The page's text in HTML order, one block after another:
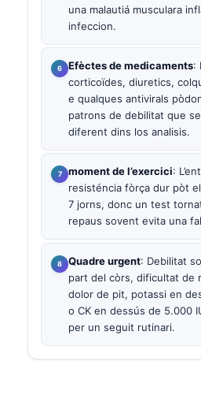
una malautiá musculara
infeccion.
Efèctes de medicaments:
corticoïdes, diuretics,
e qualques antivirals
patrons de debilitat que
diferent dins los analisis.
moment de l’exercici:
resisténcia fòrça dur pòt
7 jorns, donc un test
repaus sovent evita una
Quadre urgent: Debilitat
part del còrs, dificultat de
dolor de pit, potassi en
o CK en dessús de 5.000
per un seguit rutinari.